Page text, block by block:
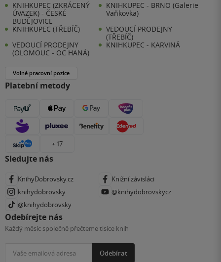
KNIHKUPEC (ZKRÁCENÝ
ÚVAZEK) - ČESKÉ
BUDĚJOVICE
KNIHKUPEC - BRNO (Galerie
Vaňkovka)
KNIHKUPEC (TŘEBÍČ)
VEDOUCÍ PRODEJNY
(TŘEBÍČ)
VEDOUCÍ PRODEJNY
(OLOMOUC - OC HANÁ)
KNIHKUPEC - KARVINÁ
Volné pracovní pozice
Platební metody
+ 17
Sledujte nás
KnihyDobrovsky.cz
Knižní závisláci
knihydobrovsky
@knihydobrovskycz
@knihydobrovsky
Odebírejte nás
Každý měsíc společně přečteme tisíce knih
Odebírat